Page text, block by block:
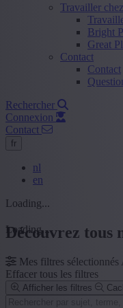
Travailler
Bright
Great
Contact
Contact
Rechercher
Connexion
Contact
fr
nl
en
Loading...
Loading...
Découvrez tous
Mes filtres sélectionnés
Effacer tous les filtres
Afficher les filtres